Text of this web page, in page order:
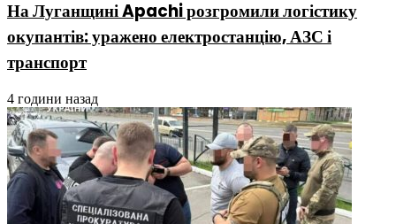
На Луганщині Apachi розгромили логістику
окупантів: уражено електростанцію, АЗС і
транспорт
4 години назад